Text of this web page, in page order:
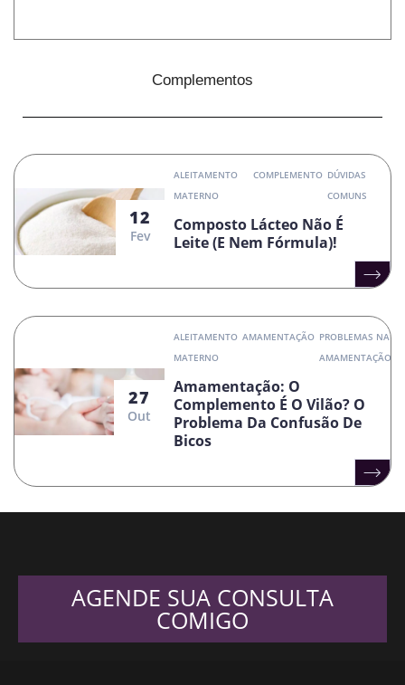
Complementos
12
Fev
ALEITAMENTO
MATERNO
COMPLEMENTO DÚVIDAS
COMUNS
Composto Lácteo Não É
Leite (e Nem Fórmula)!
27
Out
ALEITAMENTO
MATERNO
AMAMENTAÇÃO PROBLEMAS NA
AMAMENTAÇÃO
Amamentação: O
Complemento É O Vilão? O
Problema Da Confusão De
Bicos
AGENDE SUA CONSULTA
COMIGO